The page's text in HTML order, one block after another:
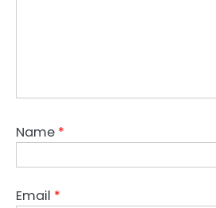
Name *
Email *